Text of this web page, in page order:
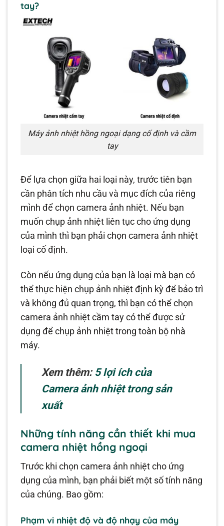
tay?
Máy ảnh nhiệt hồng ngoại dạng cố định và cầm
tay
Để lựa chọn giữa hai loại này, trước tiên bạn
cần phân tích nhu cầu và mục đích của riêng
mình để chọn camera ảnh nhiệt. Nếu bạn
muốn chụp ảnh nhiệt liên tục cho ứng dụng
của mình thì bạn phải chọn camera ảnh nhiệt
loại cố định.
Còn nếu ứng dụng của bạn là loại mà bạn có
thể thực hiện chụp ảnh nhiệt định kỳ để bảo trì
và không đủ quan trọng, thì bạn có thể chọn
camera ảnh nhiệt cầm tay có thể được sử
dụng để chụp ảnh nhiệt trong toàn bộ nhà
máy.
Xem thêm: 5 lợi ích của
Camera ảnh nhiệt trong sản
xuất
Những tính năng cần thiết khi mua
camera nhiệt hồng ngoại
Trước khi chọn camera ảnh nhiệt cho ứng
dụng của mình, bạn phải biết một số tính năng
của chúng. Bao gồm:
Phạm vi nhiệt độ và độ nhạy của máy